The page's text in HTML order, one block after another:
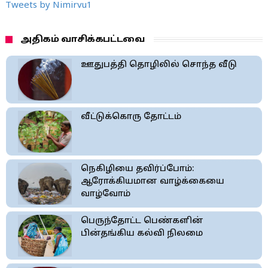
Tweets by Nimirvu1
அதிகம் வாசிக்கபட்டவை
ஊதுபத்தி தொழிலில் சொந்த வீடு
வீட்டுக்கொரு தோட்டம்
நெகிழியை தவிர்ப்போம்:
ஆரோக்கியமான வாழ்க்கையை
வாழ்வோம்
பெருந்தோட்ட பெண்களின்
பின்தங்கிய கல்வி நிலமை